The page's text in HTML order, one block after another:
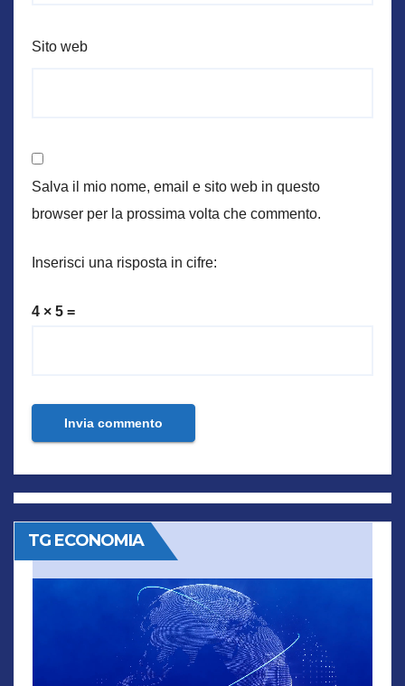
Sito web
Salva il mio nome, email e sito web in questo
browser per la prossima volta che commento.
Inserisci una risposta in cifre:
4 × 5 =
TG ECONOMIA